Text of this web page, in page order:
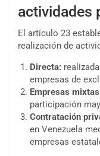
actividades
El artículo 23
realización de
Directa:
empresas de
Empresas
participación
Contratación
en Venezuela
empresas